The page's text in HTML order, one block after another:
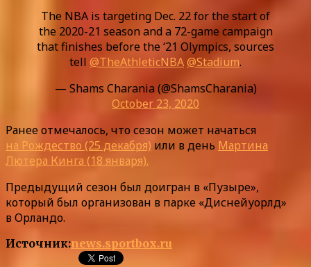
The NBA is targeting Dec. 22 for the start of
the 2020-21 season and a 72-game campaign
that finishes before the ‘21 Olympics, sources
tell @TheAthleticNBA@Stadium.
— Shams Charania (@ShamsCharania)
October 23, 2020
Ранее отмечалось, что сезон может начаться
на Рождество (25 декабря) или в день Мартина
Лютера Кинга (18 января).
Предыдущий сезон был доигран в «Пузыре»,
который был организован в парке «Диснейуорлд»
в Орландо.
Источник:news.sportbox.ru